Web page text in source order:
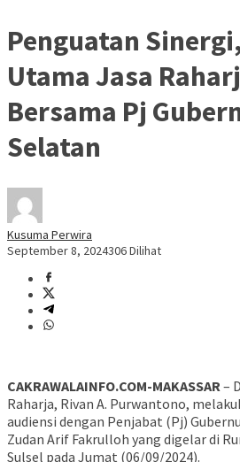
Penguatan
Utama Jasa
Bersama Pj
Selatan
Kusuma Perwira
September 8, 2024306 Dilihat
CAKRAWALAINFO.COM-MAKASSAR–
Raharja, Rivan A. Purwantono,
audiensi dengan Penjabat (Pj)
Zudan Arif Fakrulloh yang digelar di
Sulsel pada Jumat (06/09/2024).